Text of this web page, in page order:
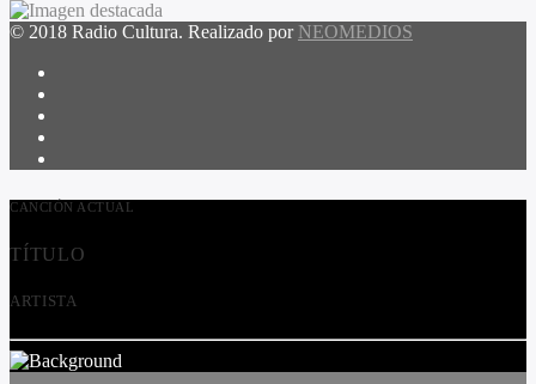
© 2018 Radio Cultura. Realizado por NEOMEDIOS
CANCIÓN ACTUAL
TÍTULO
ARTISTA